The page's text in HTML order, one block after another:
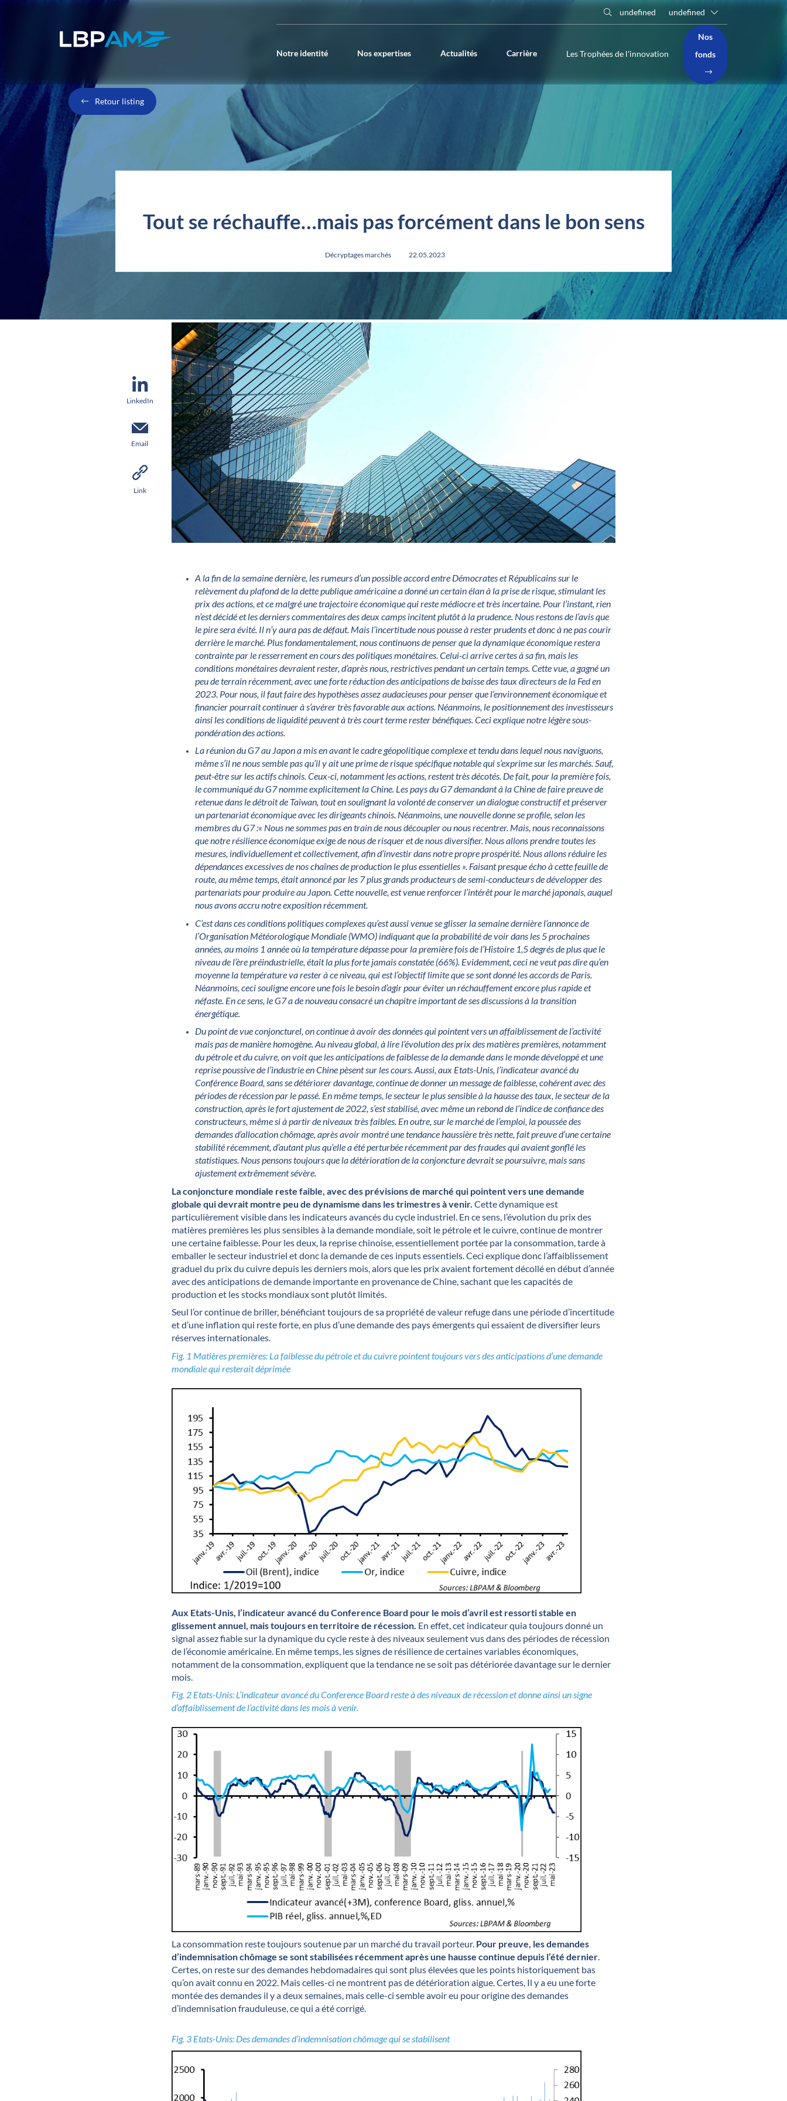
undefined undefined
Notre identité Nos expertises Actualités Carrière Les Trophées de l'innovation
Nos
fonds
Retour listing
Tout se réchauffe…mais pas forcément dans le bon sens
Décryptages marchés 22.05.2023
LinkedIn
Email
Link
A la fin de la semaine dernière, les rumeurs d’un possible accord entre Démocrates et Républicains sur le
relèvement du plafond de la dette publique américaine a donné un certain élan à la prise de risque, stimulant les
prix des actions, et ce malgré une trajectoire économique qui reste médiocre et très incertaine. Pour l’instant, rien
n’est décidé et les derniers commentaires des deux camps incitent plutôt à la prudence. Nous restons de l’avis que
le pire sera évité. Il n’y aura pas de défaut. Mais l’incertitude nous pousse à rester prudents et donc à ne pas courir
derrière le marché. Plus fondamentalement, nous continuons de penser que la dynamique économique restera
contrainte par le resserrement en cours des politiques monétaires. Celui-ci arrive certes à sa fin, mais les
conditions monétaires devraient rester, d’après nous, restrictives pendant un certain temps. Cette vue, a gagné un
peu de terrain récemment, avec une forte réduction des anticipations de baisse des taux directeurs de la Fed en
2023. Pour nous, il faut faire des hypothèses assez audacieuses pour penser que l’environnement économique et
financier pourrait continuer à s’avérer très favorable aux actions. Néanmoins, le positionnement des investisseurs
ainsi les conditions de liquidité peuvent à très court terme rester bénéfiques. Ceci explique notre légère sous-
pondération des actions.
La réunion du G7 au Japon a mis en avant le cadre géopolitique complexe et tendu dans lequel nous naviguons,
même s’il ne nous semble pas qu’il y ait une prime de risque spécifique notable qui s’exprime sur les marchés. Sauf,
peut-être sur les actifs chinois. Ceux-ci, notamment les actions, restent très décotés. De fait, pour la première fois,
le communiqué du G7 nomme explicitement la Chine. Les pays du G7 demandant à la Chine de faire preuve de
retenue dans le détroit de Taiwan, tout en soulignant la volonté de conserver un dialogue constructif et préserver
un partenariat économique avec les dirigeants chinois. Néanmoins, une nouvelle donne se profile, selon les
membres du G7 :« Nous ne sommes pas en train de nous découpler ou nous recentrer. Mais, nous reconnaissons
que notre résilience économique exige de nous de risquer et de nous diversifier. Nous allons prendre toutes les
mesures, individuellement et collectivement, afin d’investir dans notre propre prospérité. Nous allons réduire les
dépendances excessives de nos chaînes de production le plus essentielles ». Faisant presque écho à cette feuille de
route, au même temps, était annoncé par les 7 plus grands producteurs de semi-conducteurs de développer des
partenariats pour produire au Japon. Cette nouvelle, est venue renforcer l’intérêt pour le marché japonais, auquel
nous avons accru notre exposition récemment.
C’est dans ces conditions politiques complexes qu’est aussi venue se glisser la semaine dernière l’annonce de
l’Organisation Météorologique Mondiale (WMO) indiquant que la probabilité de voir dans les 5 prochaines
années, au moins 1 année où la température dépasse pour la première fois de l’Histoire 1,5 degrés de plus que le
niveau de l’ère préindustrielle, était la plus forte jamais constatée (66%). Evidemment, ceci ne veut pas dire qu’en
moyenne la température va rester à ce niveau, qui est l’objectif limite que se sont donné les accords de Paris.
Néanmoins, ceci souligne encore une fois le besoin d’agir pour éviter un réchauffement encore plus rapide et
néfaste. En ce sens, le G7 a de nouveau consacré un chapitre important de ses discussions à la transition
énergétique.
Du point de vue conjoncturel, on continue à avoir des données qui pointent vers un affaiblissement de l’activité
mais pas de manière homogène. Au niveau global, à lire l’évolution des prix des matières premières, notamment
du pétrole et du cuivre, on voit que les anticipations de faiblesse de la demande dans le monde développé et une
reprise poussive de l’industrie en Chine pèsent sur les cours. Aussi, aux Etats-Unis, l’indicateur avancé du
Conférence Board, sans se détériorer davantage, continue de donner un message de faiblesse, cohérent avec des
périodes de récession par le passé. En même temps, le secteur le plus sensible à la hausse des taux, le secteur de la
construction, après le fort ajustement de 2022, s’est stabilisé, avec même un rebond de l’indice de confiance des
constructeurs, même si à partir de niveaux très faibles. En outre, sur le marché de l’emploi, la poussée des
demandes d’allocation chômage, après avoir montré une tendance haussière très nette, fait preuve d’une certaine
stabilité récemment, d’autant plus qu’elle a été perturbée récemment par des fraudes qui avaient gonflé les
statistiques. Nous pensons toujours que la détérioration de la conjoncture devrait se poursuivre, mais sans
ajustement extrêmement sévère.
La conjoncture mondiale reste faible, avec des prévisions de marché qui pointent vers une demande
globale qui devrait montre peu de dynamisme dans les trimestres à venir. Cette dynamique est
particulièrement visible dans les indicateurs avancés du cycle industriel. En ce sens, l’évolution du prix des
matières premières les plus sensibles à la demande mondiale, soit le pétrole et le cuivre, continue de montrer
une certaine faiblesse. Pour les deux, la reprise chinoise, essentiellement portée par la consommation, tarde à
emballer le secteur industriel et donc la demande de ces inputs essentiels. Ceci explique donc l’affaiblissement
graduel du prix du cuivre depuis les derniers mois, alors que les prix avaient fortement décollé en début d’année
avec des anticipations de demande importante en provenance de Chine, sachant que les capacités de
production et les stocks mondiaux sont plutôt limités.
Seul l’or continue de briller, bénéficiant toujours de sa propriété de valeur refuge dans une période d’incertitude
et d’une inflation qui reste forte, en plus d’une demande des pays émergents qui essaient de diversifier leurs
réserves internationales.
Fig. 1 Matières premières: La faiblesse du pétrole et du cuivre pointent toujours vers des anticipations d’une demande
mondiale qui resterait déprimée
Aux Etats-Unis, l’indicateur avancé du Conference Board pour le mois d’avril est ressorti stable en
glissement annuel, mais toujours en territoire de récession. En effet, cet indicateur quia toujours donné un
signal assez fiable sur la dynamique du cycle reste à des niveaux seulement vus dans des périodes de récession
de l’économie américaine. En même temps, les signes de résilience de certaines variables économiques,
notamment de la consommation, expliquent que la tendance ne se soit pas détériorée davantage sur le dernier
mois.
Fig. 2 Etats-Unis: L’indicateur avancé du Conference Board reste à des niveaux de récession et donne ainsi un signe
d’affaiblissement de l’activité dans les mois à venir.
La consommation reste toujours soutenue par un marché du travail porteur. Pour preuve, les demandes
d’indemnisation chômage se sont stabilisées récemment après une hausse continue depuis l’été dernier.
Certes, on reste sur des demandes hebdomadaires qui sont plus élevées que les points historiquement bas
qu’on avait connu en 2022. Mais celles-ci ne montrent pas de détérioration aigue. Certes, Il y a eu une forte
montée des demandes il y a deux semaines, mais celle-ci semble avoir eu pour origine des demandes
d’indemnisation frauduleuse, ce qui a été corrigé.
Fig. 3 Etats-Unis: Des demandes d’indemnisation chômage qui se stabilisent